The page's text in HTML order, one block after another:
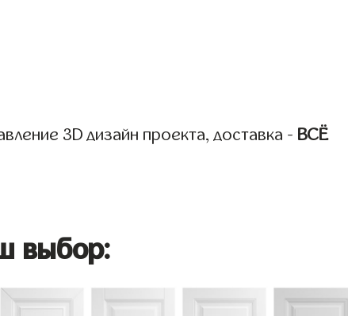
3D дизайн проекта, доставка - ВСЁ
выбор: